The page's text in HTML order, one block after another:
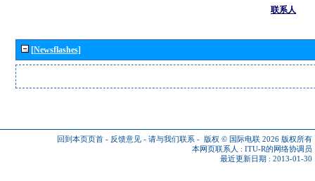
联系人
[Newsflashes]
回到本页页首 - 反馈意见 - 请与我们联系 - 版权 © 国际电联 2026 版权所有
本网页联系人 : ITU-R的网络协调员
最近更新日期 : 2013-01-30